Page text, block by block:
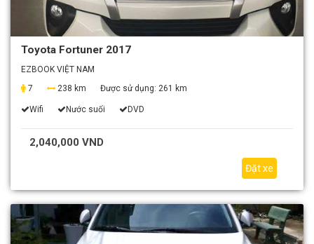
Toyota Fortuner 2017
EZBOOK VIỆT NAM
7
238 km Được sử dụng: 261 km
Wifi Nước suối DVD
2,040,000 VND
Đặt xe